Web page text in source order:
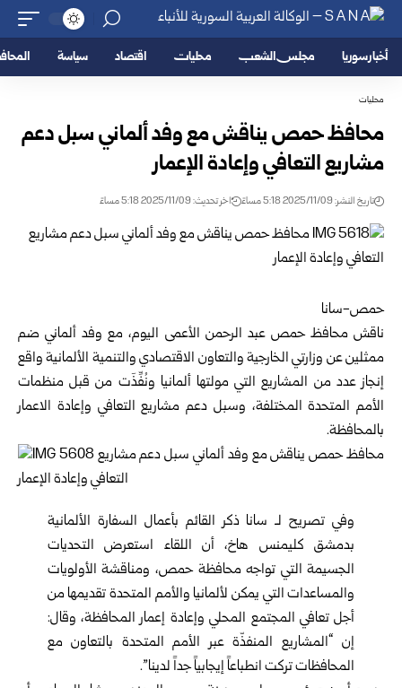
أخبار سوريا مجلس الشعب محليات اقتصاد سياسة
محليات
محافظ حمص يناقش مع وفد ألماني سبل دعم
مشاريع التعافي وإعادة الإعمار
تاريخ النشر: 2025/11/09 5:18 مساءً اخر تحديث: 2025/11/09 5:18 مساءً
حمص-سانا
ناقش محافظحمص عبد الرحمن الأعمى اليوم، مع وفد ألماني ضم
ممثلين عن وزارتي الخارجية والتعاون الاقتصادي والتنمية الألمانية واقع
إنجاز عدد من المشاريع التي مولتها ألمانيا ونُفِّذَت من قبل منظمات
الأمم المتحدة المختلفة، وسبل دعم مشاريع التعافي وإعادة الاعمار
بالمحافظة.
وفي تصريح لـ سانا ذكر القائم بأعمال السفارة الألمانية
بدمشق كليمنس هاخ، أن اللقاء استعرض التحديات
الجسيمة التي تواجه محافظة حمص، ومناقشة الأولويات
والمساعدات التي يمكن لألمانيا والأمم المتحدة تقديمها من
أجل تعافي المجتمع المحلي وإعادة إعمار المحافظة، وقال:
إن “المشاريع المنفذّة عبر الأمم المتحدة بالتعاون مع
المحافظات تركت انطباعاً إيجابياً جداً لدينا”.